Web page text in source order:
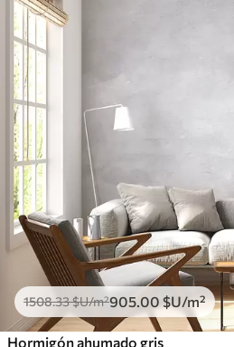
1508.33$U/m²905.00 $U/m²
Hormigón ahumado gris